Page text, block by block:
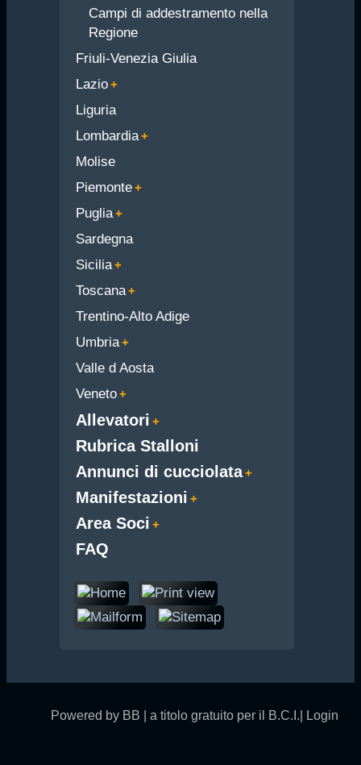
Campi di addestramento nella
Regione
Friuli-Venezia Giulia
Lazio
Liguria
Lombardia
Molise
Piemonte
Puglia
Sardegna
Sicilia
Toscana
Trentino-Alto Adige
Umbria
Valle d Aosta
Veneto
Allevatori
Rubrica Stalloni
Annunci di cucciolata
Manifestazioni
Area Soci
FAQ
Powered by BB | a titolo gratuito per il B.C.I.| Login